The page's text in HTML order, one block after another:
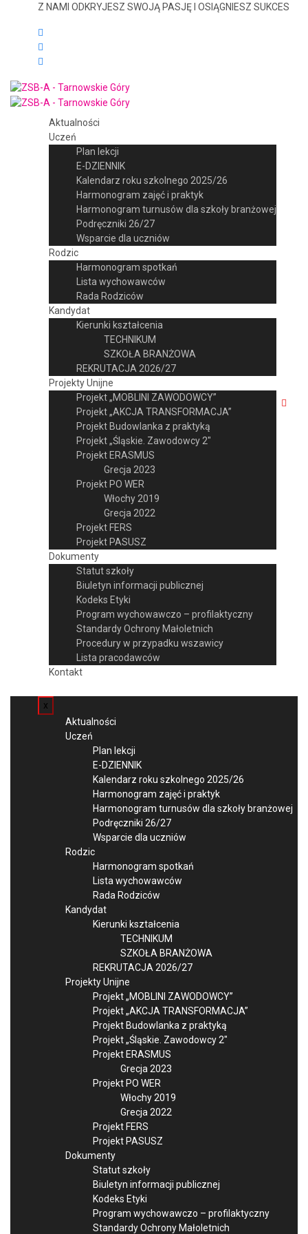
Z NAMI ODKRYJESZ SWOJĄ PASJĘ I OSIĄGNIESZ SUKCES
Aktualności
Uczeń
Plan lekcji
E-DZIENNIK
Kalendarz roku szkolnego 2025/26
Harmonogram zajęć i praktyk
Harmonogram turnusów dla szkoły branżowej
Podręczniki 26/27
Wsparcie dla uczniów
Rodzic
Harmonogram spotkań
Lista wychowawców
Rada Rodziców
Kandydat
Kierunki kształcenia
TECHNIKUM
SZKOŁA BRANŻOWA
REKRUTACJA 2026/27
Projekty Unijne
Projekt „MOBLINI ZAWODOWCY”
Projekt „AKCJA TRANSFORMACJA”
Projekt Budowlanka z praktyką
Projekt „Śląskie. Zawodowcy 2″
Projekt ERASMUS
Grecja 2023
Projekt PO WER
Włochy 2019
Grecja 2022
Projekt FERS
Projekt PASUSZ
Dokumenty
Statut szkoły
Biuletyn informacji publicznej
Kodeks Etyki
Program wychowawczo – profilaktyczny
Standardy Ochrony Małoletnich
Procedury w przypadku wszawicy
Lista pracodawców
Kontakt
x
Aktualności
Uczeń
Plan lekcji
E-DZIENNIK
Kalendarz roku szkolnego 2025/26
Harmonogram zajęć i praktyk
Harmonogram turnusów dla szkoły branżowej
Podręczniki 26/27
Wsparcie dla uczniów
Rodzic
Harmonogram spotkań
Lista wychowawców
Rada Rodziców
Kandydat
Kierunki kształcenia
TECHNIKUM
SZKOŁA BRANŻOWA
REKRUTACJA 2026/27
Projekty Unijne
Projekt „MOBLINI ZAWODOWCY”
Projekt „AKCJA TRANSFORMACJA”
Projekt Budowlanka z praktyką
Projekt „Śląskie. Zawodowcy 2″
Projekt ERASMUS
Grecja 2023
Projekt PO WER
Włochy 2019
Grecja 2022
Projekt FERS
Projekt PASUSZ
Dokumenty
Statut szkoły
Biuletyn informacji publicznej
Kodeks Etyki
Program wychowawczo – profilaktyczny
Standardy Ochrony Małoletnich